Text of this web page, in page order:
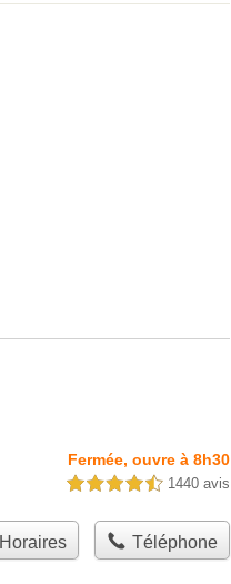
Fermée, ouvre à 8h30
4,5 étoiles sur 5 1440 avis
Horaires Téléphone